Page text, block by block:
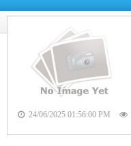
24/06/2025 01:56:00 PM